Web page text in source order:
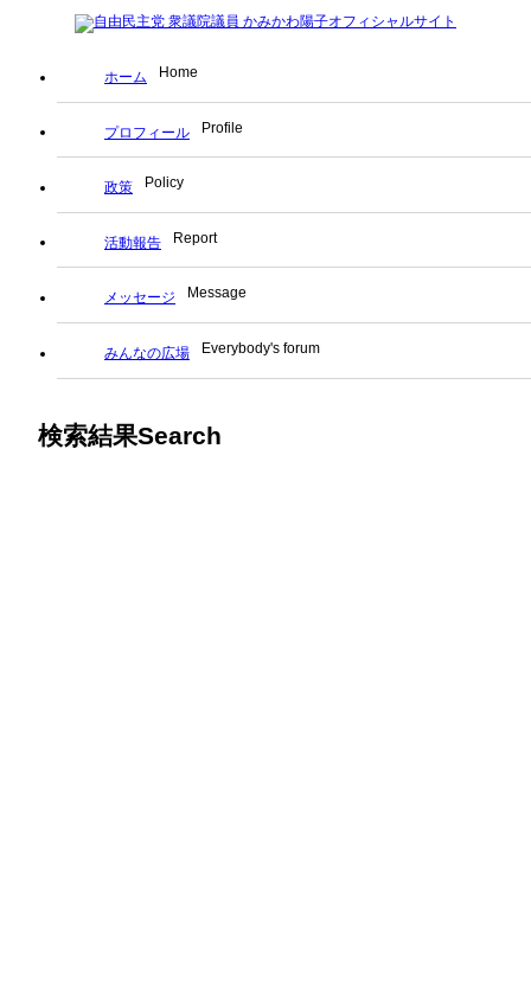
ホーム Home
プロフィール Profile
政策 Policy
活動報告 Report
メッセージ Message
みんなの広場 Everybody's forum
検索結果Search